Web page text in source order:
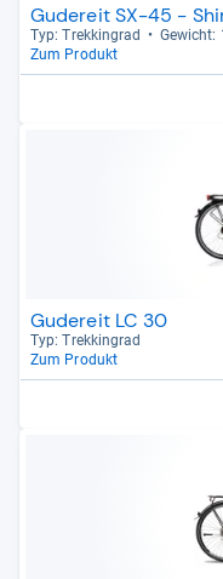
Gudereit SX-45 -
Typ: Trek­kin­grad Gewicht:
Zum Produkt
Gudereit LC 30
Typ: Trek­kin­grad
Zum Produkt